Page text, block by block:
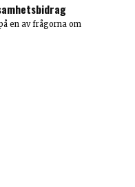
en av frågorna om